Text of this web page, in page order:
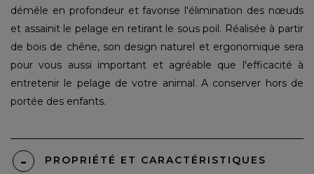
démêle en profondeur et favorise l'élimination des nœuds
et assainit le pelage en retirant le sous poil. Réalisée à partir
de bois de chêne, son design naturel et ergonomique sera
pour vous aussi important et agréable que l'efficacité à
entretenir le pelage de votre animal. A conserver hors de
portée des enfants.
PROPRIÉTÉ ET CARACTÉRISTIQUES